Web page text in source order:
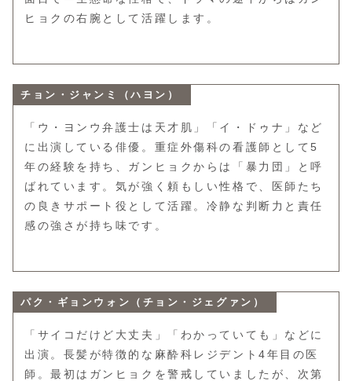
ヒョクの右腕として活躍します。
チョン・ジャンミ（ハヨン）
「ウ・ヨンウ弁護士は天才肌」「イ・ドゥナ」など
に出演している俳優。重症外傷科の看護師として5
年の経験を持ち、ガンヒョクからは「暴力団」と呼
ばれています。気が強く頼もしい性格で、医師たち
の良きサポート役として活躍。冷静な判断力と責任
感の強さが持ち味です。
パク・ギョンウォン（チョン・ジェグァン）
「サイコだけど大丈夫」「わかっていても」などに
出演。長髪が特徴的な麻酔科レジデント4年目の医
師。最初はガンヒョクを警戒していましたが、次第